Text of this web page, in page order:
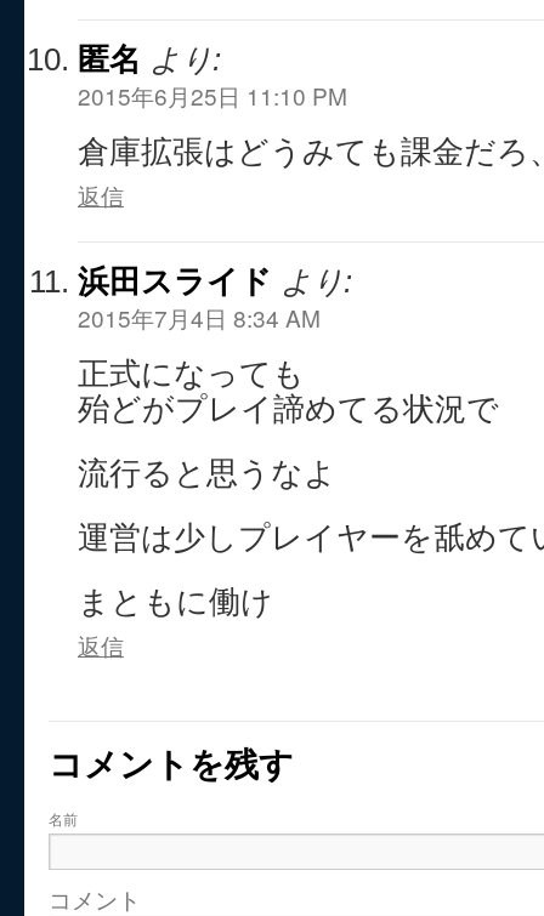
匿名 より:
2015年6月25日 11:10 PM
倉庫拡張はどうみても課金だろ
返信
浜田スライド より:
2015年7月4日 8:34 AM
正式になっても
殆どがプレイ諦めてる状況で
流行ると思うなよ
運営は少しプレイヤーを舐めて
まともに働け
返信
コメントを残す
名前
コメント